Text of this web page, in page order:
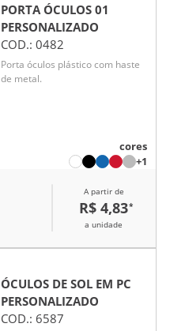
PORTA ÓCULOS 01
PERSONALIZADO
COD.: 0482
Porta óculos plástico com haste
de metal.
cores
+1
A partir de
R$ 4,83*
a unidade
ÓCULOS DE SOL EM PC
PERSONALIZADO
COD.: 6587